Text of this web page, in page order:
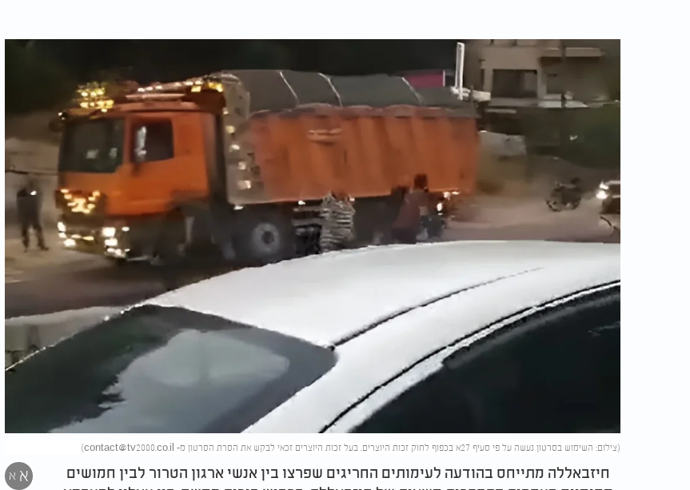
(צילום: השימוש בסרטון נעשה על פי סעיף 27א בכפוף לחוק זכות היוצרים. בעל זכות היוצרים זכאי לבקש את הסרת הסרטון מ- contact@tv2000.co.il
)
א א
חיזבאללה מתייחס בהודעה לעימותים החריגים שפרצו בין אנשי ארגון הטרור לבין חמושים